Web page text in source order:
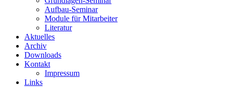
Aufbau-Seminar
Module für Mitarbeiter
Literatur
Aktuelles
Archiv
Downloads
Kontakt
Impressum
Links